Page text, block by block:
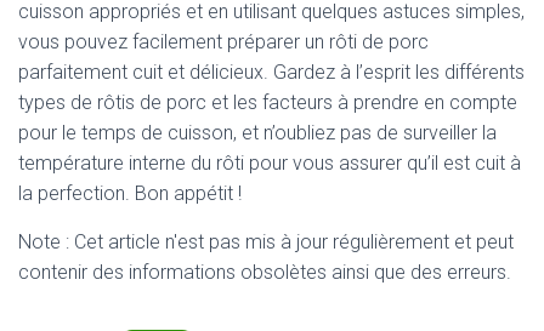
cuisson appropriés et en utilisant quelques astuces simples,
vous pouvez facilement préparer un rôti de porc
parfaitement cuit et délicieux. Gardez à l’esprit les différents
types de rôtis de porc et les facteurs à prendre en compte
pour le temps de cuisson, et n’oubliez pas de surveiller la
température interne du rôti pour vous assurer qu’il est cuit à
la perfection. Bon appétit !
Note : Cet article n'est pas mis à jour régulièrement et peut
contenir des informations obsolètes ainsi que des erreurs.